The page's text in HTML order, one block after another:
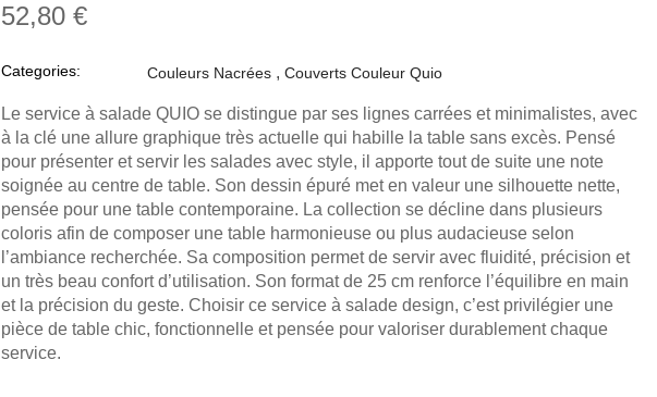
52,80 €
Categories: Couleurs Nacrées Couverts Couleur Quio
Le service à salade QUIO se distingue par ses lignes carrées et minimalistes, avec
à la clé une allure graphique très actuelle qui habille la table sans excès. Pensé
pour présenter et servir les salades avec style, il apporte tout de suite une note
soignée au centre de table. Son dessin épuré met en valeur une silhouette nette,
pensée pour une table contemporaine. La collection se décline dans plusieurs
coloris afin de composer une table harmonieuse ou plus audacieuse selon
l’ambiance recherchée. Sa composition permet de servir avec fluidité, précision et
un très beau confort d’utilisation. Son format de 25 cm renforce l’équilibre en main
et la précision du geste. Choisir ce service à salade design, c’est privilégier une
pièce de table chic, fonctionnelle et pensée pour valoriser durablement chaque
service.